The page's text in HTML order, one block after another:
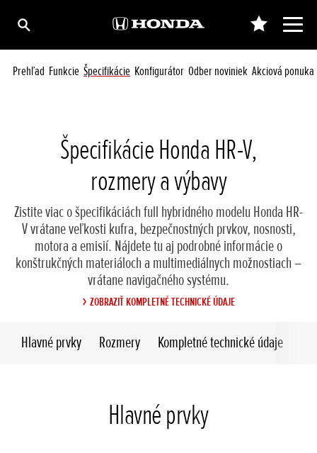
Prehľad Funkcie Špecifikácie Konfigurátor Odber noviniek Akciová ponuka
Špecifikácie Honda HR-V,
rozmery a výbavy
Zistite viac o špecifikáciách full hybridného modelu Honda HR-
V vrátane veľkosti kufra, bezpečnostných prvkov, nosnosti,
motora a emisií. Nájdete tu aj podrobné informácie o
konštrukčných materiáloch a multimediálnych možnostiach –
vrátane navigačného systému.
ZOBRAZIŤ KOMPLETNÉ TECHNICKÉ ÚDAJE
Hlavné prvky Rozmery Kompletné technické údaje
Hlavné prvky